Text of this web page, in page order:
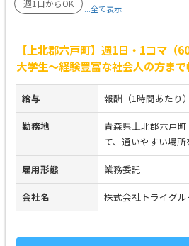
週1日からOK
...全て表示
【上北郡六戸町】週1日・1コマ（
大学生～経験豊富な社会人の方まで
給与 報酬（1時間あたり
勤務地
青森県上北郡六戸
て、通いやすい場所
雇用形態 業務委託
会社名 株式会社トライグル